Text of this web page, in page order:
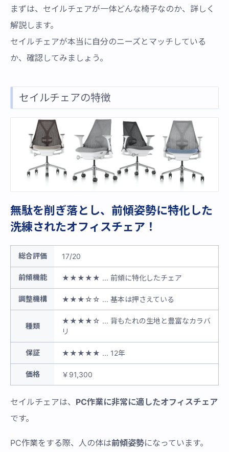
まずは、セイルチェアが一体どんな椅子なのか、詳しく
解説します。
セイルチェアが本当に自分のニーズとマッチしている
か、確認してみましょう。
セイルチェアの特徴
無駄を削ぎ落とし、前傾姿勢に特化した
洗練されたオフィスチェア！
総合評価 17/20
前傾機能 ★★★★★ ... 前傾に特化したチェア
調整機構 ★★★☆☆ ... 基本は押さえている
種類
★★★★☆ ... 背もたれの生地と豊富なカラバ
リ
保証 ★★★★★ ... 12年
価格 ￥91,300
セイルチェアは、 PC作業に非常に適したオフィスチェア
です。
PC作業をする際、人の体は前傾姿勢になっています。